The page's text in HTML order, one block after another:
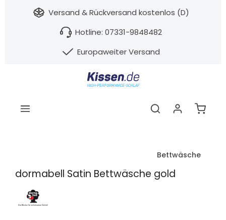
springenVersand & Rückversand kostenlos (D)
Hotline: 07331-9848482
Europaweiter Versand
Bettwäsche
dormabell Satin Bettwäsche gold